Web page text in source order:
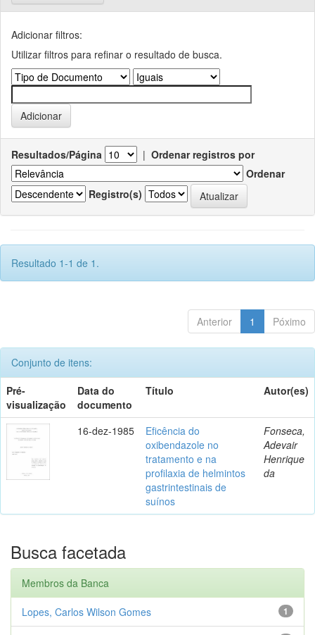
Adicionar filtros:
Utilizar filtros para refinar o resultado de busca.
Resultados/Página | Ordenar registros por
Ordenar
Registro(s)
Resultado 1-1 de 1.
Anterior 1 Póximo
Conjunto de itens:
Pré-
visualização
Data do
documento
Título Autor(es)
16-dez-1985
Eficência do
oxibendazole no
tratamento e na
profilaxia de helmintos
gastrintestinais de
suínos
Fonseca,
Adevair
Henrique
da
Busca facetada
Membros da Banca
1
Lopes, Carlos Wilson Gomes